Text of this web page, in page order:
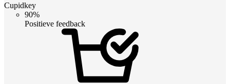
Cupidkey
90%
Positieve feedback